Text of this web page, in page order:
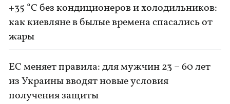
+35 °C без кондиционеров и холодильников:
как киевляне в былые времена спасались от
жары
ЕС меняет правила: для мужчин 23 – 60 лет
из Украины вводят новые условия
получения защиты